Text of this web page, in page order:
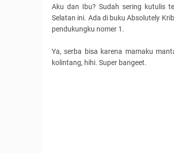
Aku dan Ibu? Sudah sering kutulis
Selatan ini. Ada di buku Absolutely
pendukungku nomer 1.
Ya, serba bisa karena mamaku
kolintang, hihi. Super bangeet.